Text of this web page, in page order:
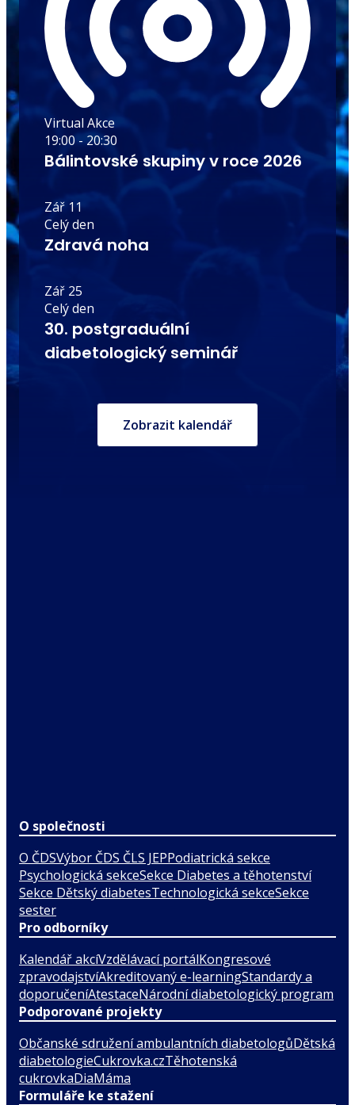
Virtual Akce
19:00 - 20:30
Bálintovské skupiny v roce 2026
Zář 11
Celý den
Zdravá noha
Zář 25
Celý den
30. postgraduální
diabetologický seminář
Zobrazit kalendář
O společnosti
O ČDSVýbor ČDS ČLS JEPPodiatrická sekce
Psychologická sekceSekce Diabetes a těhotenství
Sekce Dětský diabetesTechnologická sekceSekce
sester
Pro odborníky
Kalendář akcíVzdělávací portálKongresové
zpravodajstvíAkreditovaný e-learningStandardy a
doporučeníAtestaceNárodní diabetologický program
Podporované projekty
Občanské sdružení ambulantních diabetologůDětská
diabetologieCukrovka.czTěhotenská
cukrovkaDiaMáma
Formuláře ke stažení